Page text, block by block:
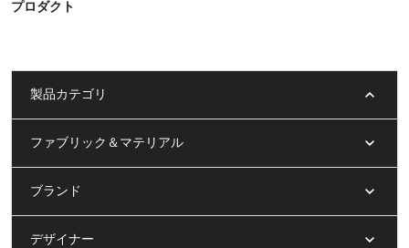
プロダクト
製品カテゴリ
ファブリック＆マテリアル
ブランド
デザイナー